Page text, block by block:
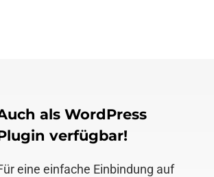
als WordPress
verfügbar!
eine einfache Einbindung auf